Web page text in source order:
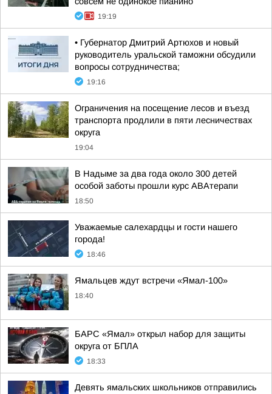
19:19
• Губернатор Дмитрий Артюхов и новый
руководитель уральской таможни обсудили
вопросы сотрудничества;
19:16
Ограничения на посещение лесов и въезд
транспорта продлили в пяти лесничествах
округа
19:04
В Надыме за два года около 300 детей
особой заботы прошли курс АВАтерапи
18:50
Уважаемые салехардцы и гости нашего
города!
18:46
Ямальцев ждут встречи «Ямал-100»
18:40
БАРС «Ямал» открыл набор для защиты
округа от БПЛА
18:33
Девять ямальских школьников отправились